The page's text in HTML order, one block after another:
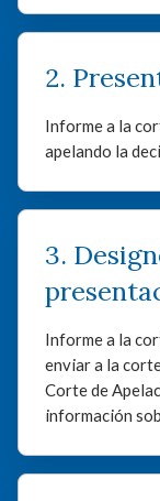
2.
Informe a la
apelando la
3.
Informe a la
enviar a la
Corte de
información